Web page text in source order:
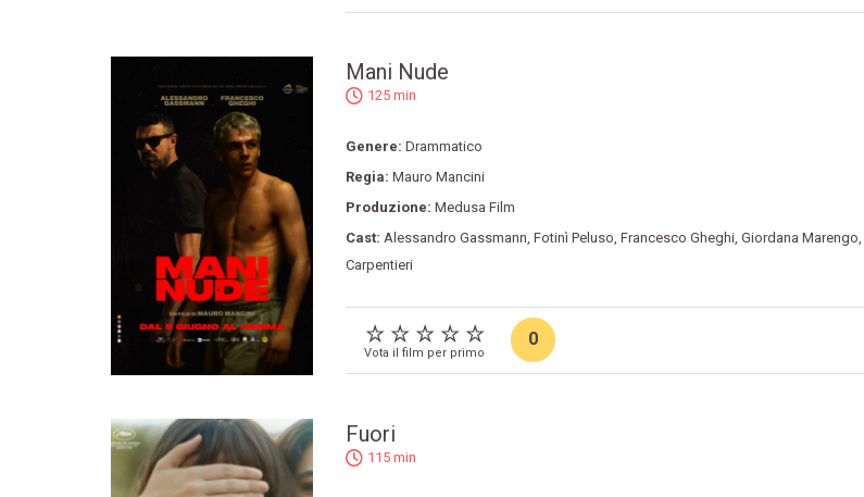
Mani Nude
125 min
Genere: Drammatico
Regia: Mauro Mancini
Produzione: Medusa Film
Cast: Alessandro Gassmann Fotinì Peluso Francesco Gheghi, Giordana Marengo
Carpentieri
Vota il film per primo
0
Fuori
115 min